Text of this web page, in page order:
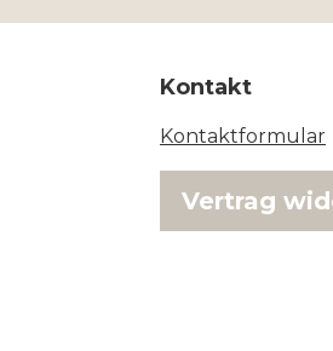
Kontakt
Kontaktformular
Vertrag